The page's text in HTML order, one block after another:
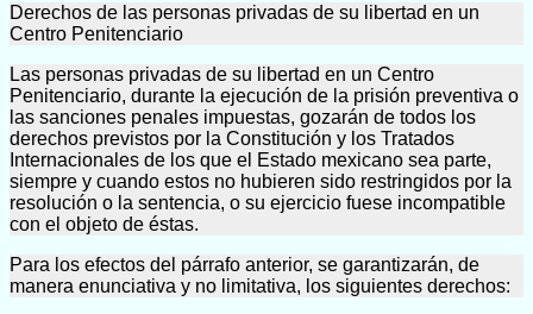
Derechos de las personas privadas de su libertad en un
Centro Penitenciario
Las personas privadas de su libertad en un Centro
Penitenciario, durante la ejecución de la prisión preventiva o
las sanciones penales impuestas, gozarán de todos los
derechos previstos por la Constitución y los Tratados
Internacionales de los que el Estado mexicano sea parte,
siempre y cuando estos no hubieren sido restringidos por la
resolución o la sentencia, o su ejercicio fuese incompatible
con el objeto de éstas.
Para los efectos del párrafo anterior, se garantizarán, de
manera enunciativa y no limitativa, los siguientes derechos: